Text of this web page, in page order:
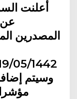
أعلنت
عن
المصدرين
وسيتم
مؤشرات